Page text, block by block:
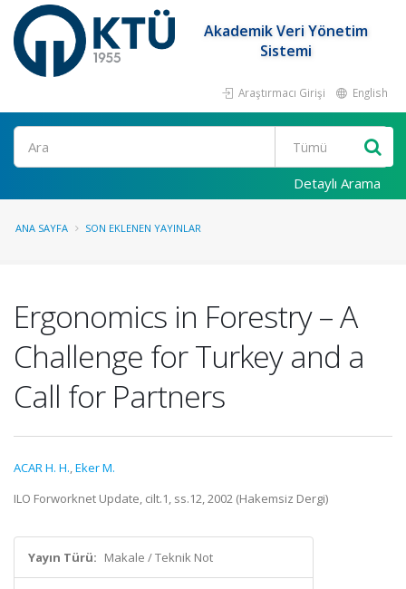
Akademik Veri Yönetim
Sistemi
Araştırmacı Girişi English
Ara
Detaylı Arama
ANA SAYFA SON EKLENEN YAYINLAR
Ergonomics in Forestry – A
Challenge for Turkey and a
Call for Partners
ACAR H. H.,Eker M.
ILO Forworknet Update, cilt.1, ss.12, 2002 (Hakemsiz Dergi)
Yayın Türü: Makale / Teknik Not